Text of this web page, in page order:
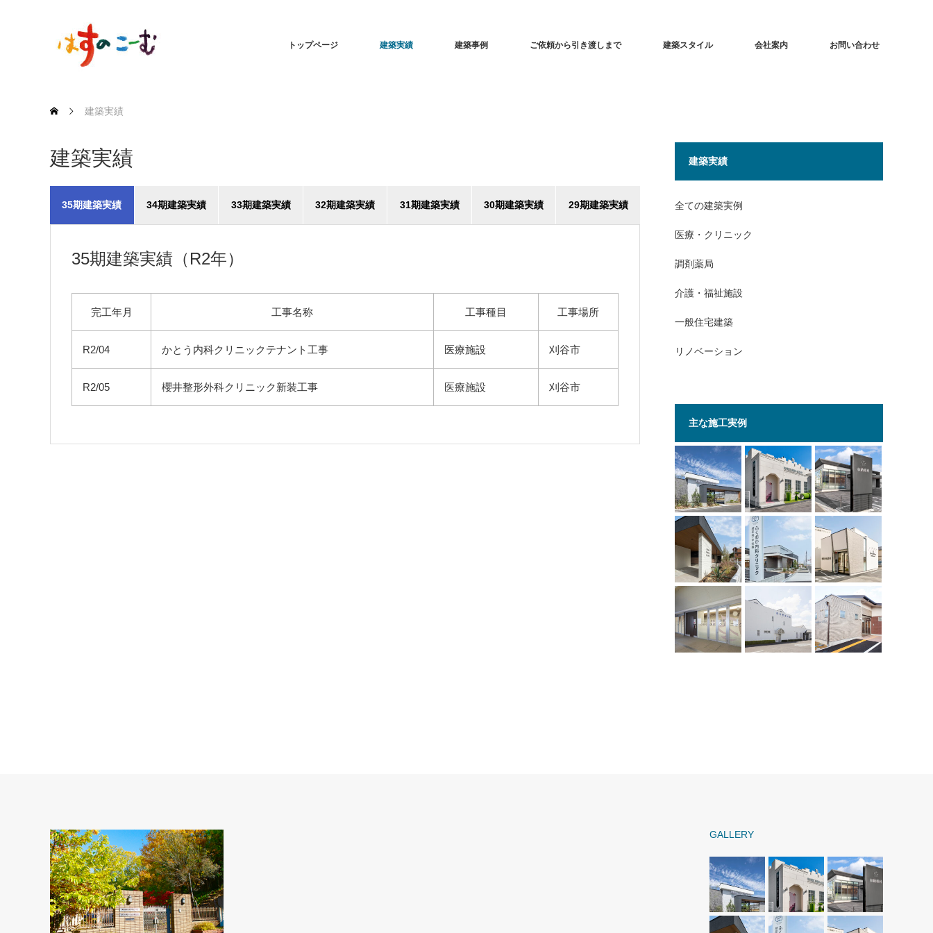
トップページ 建築実績 建築事例 ご依頼から引き渡しまで 建築スタイル 会社案内 お問い合わせ
建築実績
建築実績
35期建築実績 34期建築実績 33期建築実績 32期建築実績 31期建築実績 30期建築実績 29期建築実績
35期建築実績（R2年）
完工年月 工事名称 工事種目 工事場所
R2/04 かとう内科クリニックテナント工事 医療施設 刈谷市
R2/05 櫻井整形外科クリニック新装工事 医療施設 刈谷市
建築実績
全ての建築実例
医療・クリニック
調剤薬局
介護・福祉施設
一般住宅建築
リノベーション
主な施工実例
GALLERY